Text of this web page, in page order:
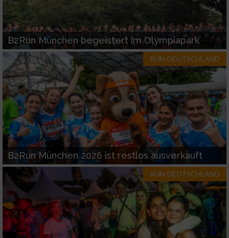
B2Run München begeistert im Olympiapark
RUN-DEUTSCHLAND
B2Run München 2026 ist restlos ausverkauft
RUN-DEUTSCHLAND